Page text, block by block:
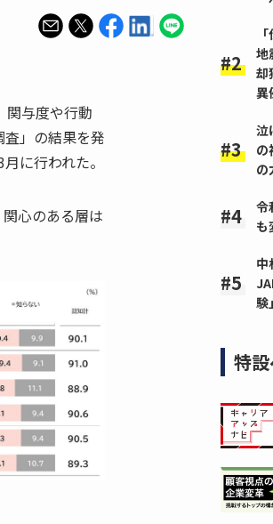
関与度や行動
」の結果を発
に行われた。
心のある層は
地
却
異
泣
の
の
令
も
中
験
特